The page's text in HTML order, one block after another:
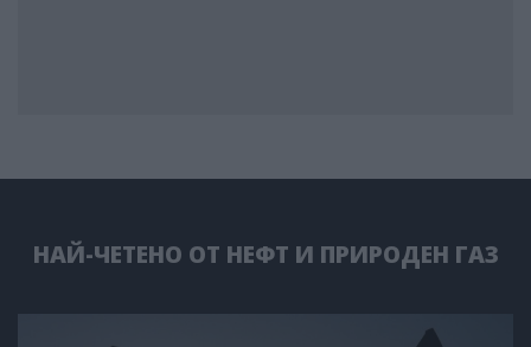
НАЙ-ЧЕТЕНО ОТ НЕФТ И ПРИРОДЕН ГАЗ